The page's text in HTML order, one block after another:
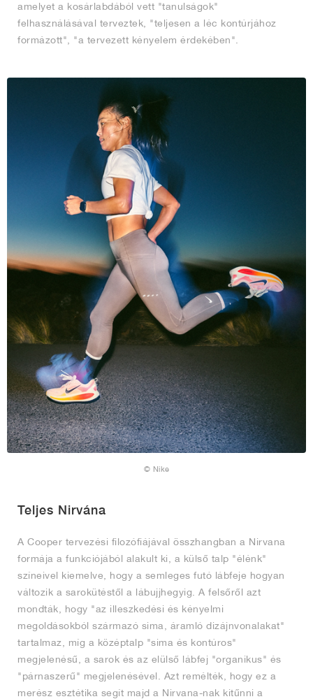
amelyet a kosárlabdából vett "tanulságok"
felhasználásával terveztek, "teljesen a léc kontúrjához
formázott", "a tervezett kényelem érdekében".
© Nike
Teljes Nirvána
A Cooper tervezési filozófiájával összhangban a Nirvana
formája a funkciójából alakult ki, a külső talp "élénk"
színeivel kiemelve, hogy a semleges futó lábfeje hogyan
változik a sarokütéstől a lábujjhegyig. A felsőről azt
mondták, hogy "az illeszkedési és kényelmi
megoldásokból származó sima, áramló dizájnvonalakat"
tartalmaz, míg a középtalp "sima és kontúros"
megjelenésű, a sarok és az elülső lábfej "organikus" és
"párnaszerű" megjelenésével. Azt remélték, hogy ez a
merész esztétika segít majd a Nirvana-nak kitűnni a